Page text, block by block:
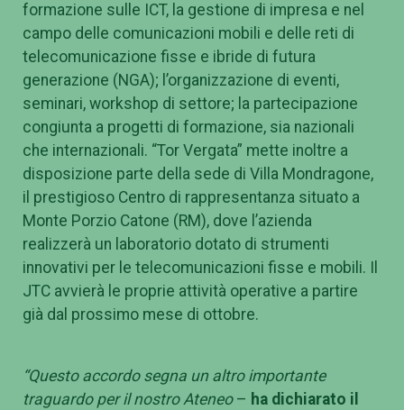
formazione sulle ICT, la gestione di impresa e nel
campo delle comunicazioni mobili e delle reti di
telecomunicazione fisse e ibride di futura
generazione (NGA); l’organizzazione di eventi,
seminari, workshop di settore; la partecipazione
congiunta a progetti di formazione, sia nazionali
che internazionali. “Tor Vergata” mette inoltre a
disposizione parte della sede di Villa Mondragone,
il prestigioso Centro di rappresentanza situato a
Monte Porzio Catone (RM), dove l’azienda
realizzerà un laboratorio dotato di strumenti
innovativi per le telecomunicazioni fisse e mobili. Il
JTC avvierà le proprie attività operative a partire
già dal prossimo mese di ottobre.
“Questo accordo segna un altro importante
traguardo per il nostro Ateneo– ha dichiarato il